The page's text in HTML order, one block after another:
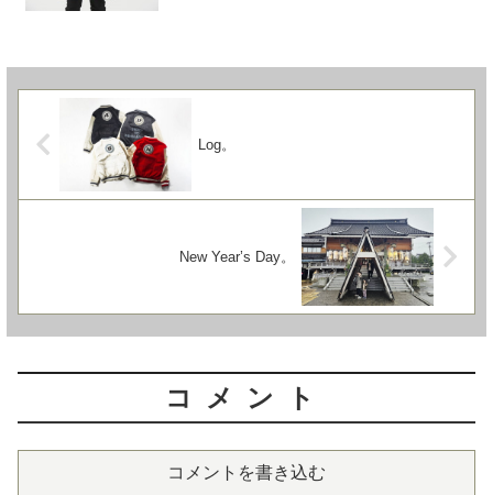
Log。
New Year’s Day。
コメント
コメントを書き込む